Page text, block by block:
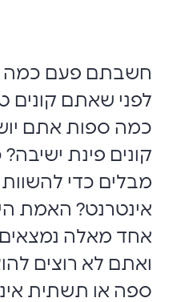
חשבתם פעם כמה
לפני שאתם קונים
כמה ספות אתם
קונים פינת
מבלים כדי להשוות
אינטרנט? האמת
אחד מאלה נמצאים
ואתם לא רוצים
ספה או תשתית